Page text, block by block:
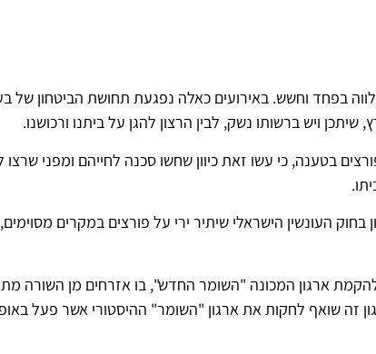
בפחד וחשש. באירועים כאלה נפגעת תחושת הביטחון של
ויש ברשותו נשק, לבין הרצון להגן על ביתנו ורכושנו.
בטענה, כי עשו זאת כיוון שחשו סכנה לחייהם ומפני
העונשין הישראלי שיתיר ירי על פורצים במקרים
ארגון המכונה "השומר החדש", בו אזרחים מן השורה
זה שואף לחקות את ארגון "השומר" ההיסטורי אשר פעל